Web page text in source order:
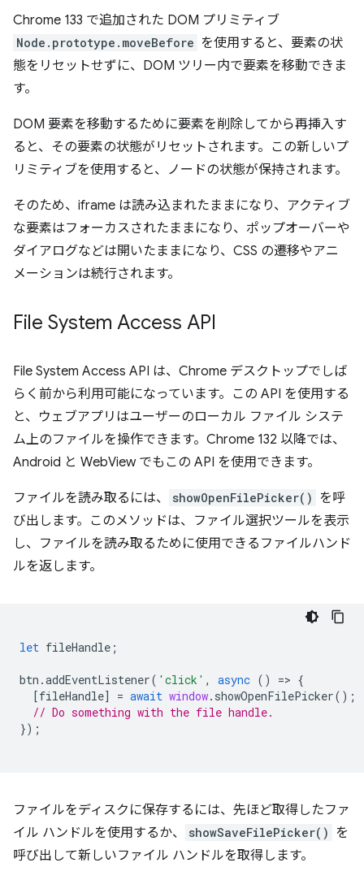
Chrome 133 で追加された DOM プリミティブ
Node.prototype.moveBefore を使用すると、要素の状
態をリセットせずに、DOM ツリー内で要素を移動できま
す。
DOM 要素を移動するために要素を削除してから再挿入す
ると、その要素の状態がリセットされます。この新しいプ
リミティブを使用すると、ノードの状態が保持されます。
そのため、iframe は読み込まれたままになり、アクティブ
な要素はフォーカスされたままになり、ポップオーバーや
ダイアログなどは開いたままになり、CSS の遷移やアニ
メーションは続行されます。
File System Access API
File System Access API は、Chrome デスクトップでしば
らく前から利用可能になっています。この API を使用する
と、ウェブアプリはユーザーのローカル ファイル システ
ム上のファイルを操作できます。Chrome 132 以降では、
Android と WebView でもこの API を使用できます。
ファイルを読み取るには、 showOpenFilePicker() を呼
び出します。このメソッドは、ファイル選択ツールを表示
し、ファイルを読み取るために使用できるファイルハンド
ルを返します。
let fileHandle ;
btn .addEventListener( 'click' , async () => {
[fileHandle] = await window. showOpenFilePicker();
// Do something with the file handle.
});
ファイルをディスクに保存するには、先ほど取得したファ
イル ハンドルを使用するか、
showSaveFilePicker() を
呼び出して新しいファイル ハンドルを取得します。